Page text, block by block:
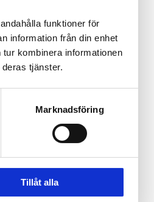
funktioner för
information från din enhet
kombinera informationen
tjänster.
Marknadsföring
Tillåt alla